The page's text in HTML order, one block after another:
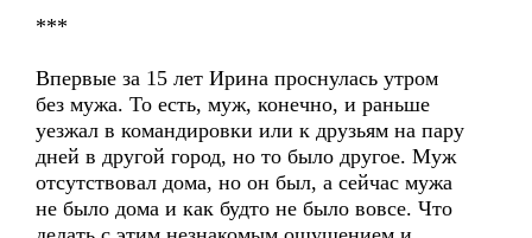
***
Впервые за 15 лет Ирина проснулась утром
без мужа. То есть, муж, конечно, и раньше
уезжал в командировки или к друзьям на пару
дней в другой город, но то было другое. Муж
отсутствовал дома, но он был, а сейчас мужа
не было дома и как будто не было вовсе. Что